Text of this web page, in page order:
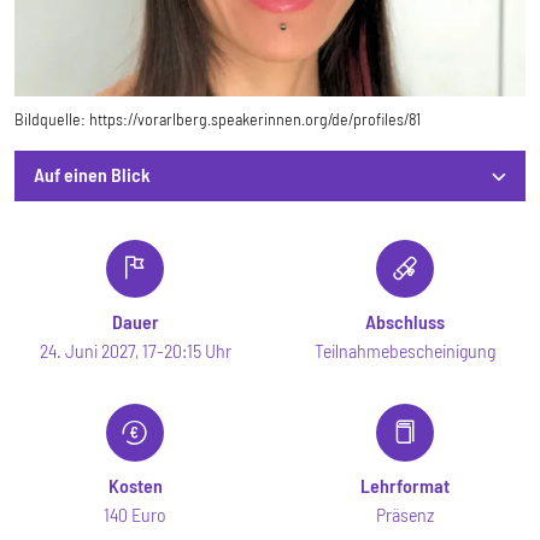
Bildquelle: https://vorarlberg.speakerinnen.org/de/profiles/81
Auf einen Blick
Dauer
24. Juni 2027, 17-20:15 Uhr
Abschluss
Teilnahmebescheinigung
Kosten
140 Euro
Lehrformat
Präsenz